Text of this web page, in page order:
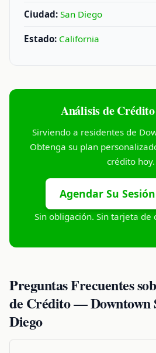
Ciudad: San Diego
Estado: California
Análisis de
Sirviendo a residentes de
Obtenga su plan
crédito hoy.
Agendar Su
Sin obligación. Sin tarjeta de
Preguntas Frecuentes
de Crédito — Downtown
Diego